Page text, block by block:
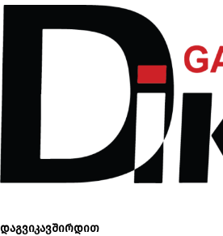
დაგვიკავშირდით